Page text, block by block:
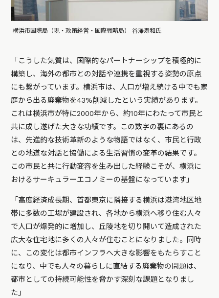
横浜市国際局（現・政策経営・国際戦略局） 谷澤寿和氏
「こうした気質は、国際的なパートナーシップを積極的に
構築し、海外の都市との対話や連携を重視する姿勢の原点
にも繋がっています。横浜市は、人口が増え続ける中でも家
庭から出る廃棄物を43%削減したという実績があります。
これは横浜市が特に2000年から、約10年にわたって市民と
共に成し遂げた大きな功績です。この数字の裏にあるの
は、先進的な技術革新のような物語ではなく、市民と行政
との地道な対話と協働による生活習慣の変革の結果です。
この市民と共に行動変容を生み出した経験こそが、横浜に
おけるサーキュラーエコノミーの基盤になっています」
「高度経済成長期、首都東京に隣接する横浜は港湾地区地
帯に多数の工場が建設され、各地から横浜へ移り住む人々
で人口が爆発的に増加し、丘陵地を切り開いて造成された
広大な住宅地に多くの人々が住むことになりました。同時
に、この変化は都市インフラへ大きな影響をもたらすこと
になり、中でも人々の暮らしに直結する廃棄物の問題は、
都市としての持続可能性を脅かす深刻な課題となりまし
た」